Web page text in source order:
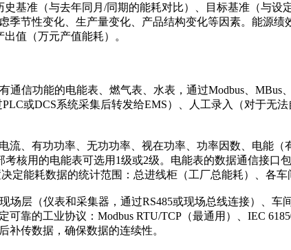
基准（与去年同月/同期的能耗对比）、目标基准（与设
节性变化、生产量变化、产品结构变化等因素。能源绩
值（万元产值能耗）。
信功能的电能表、燃气表、水表，通过Modbus、
或DCS系统采集后转发给EMS）、人工录入（对于无
、有功功率、无功功率、视在功率、功率因数、电能
核用的电能表可选用1级或2级。电能表的数据通信接口
定能耗数据的统计范围：总进线柜（工厂总能耗）、各
层（仪表和采集器，通过RS485或现场总线连接）、
靠的工业协议：Modbus RTU/TCP（最通用）、IEC
补传数据，确保数据的连续性。